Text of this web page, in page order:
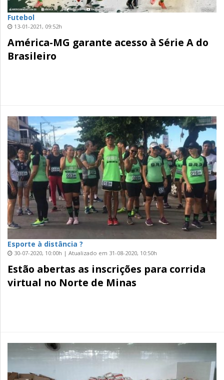
Futebol
13-01-2021, 09:52h
América-MG garante acesso à Série A do
Brasileiro
Esporte à distância ?
30-07-2020, 10:00h | Atualizado em 31-08-2020, 10:50h
Estão abertas as inscrições para corrida
virtual no Norte de Minas